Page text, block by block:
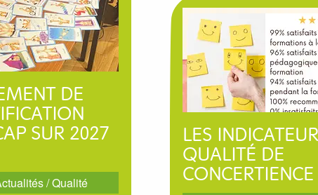
DE
SUR 2027
/Qualité
LES
QUALITÉ DE